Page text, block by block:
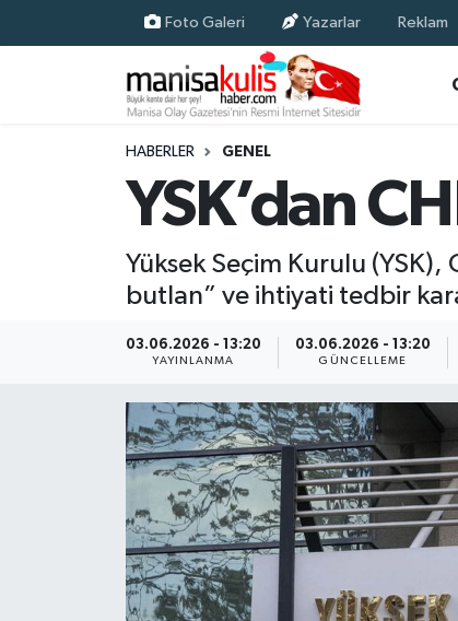
Foto Galeri Yazarlar Reklam
HABERLER GENEL
YSK’dan
Yüksek Seçim Kurulu
butlan” ve ihtiyati tedbir
03.06.2026 - 13:20
YAYINLANMA
03.06.2026 - 13:20
GÜNCELLEME
Ekonomi
Gündem
Yunusemre Nöbetçi Eczaneler
Yunusemre Trafik Yoğunluk Haritası
Süper Lig Puan Durumu ve Fikstür
Tüm Manşetler
Son Dakika Haberleri
Haber Arşivi